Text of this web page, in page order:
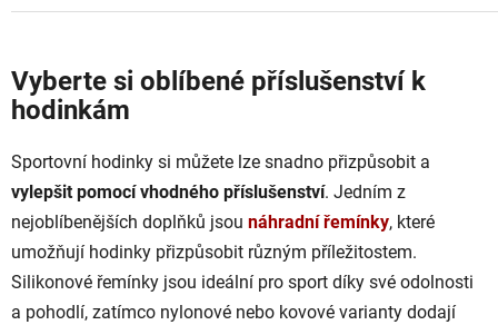
Vyberte si oblíbené příslušenství k
hodinkám
Sportovní hodinky si můžete lze snadno přizpůsobit a
vylepšit pomocí vhodného příslušenství. Jedním z
nejoblíbenějších doplňků jsou náhradní řemínky, které
umožňují hodinky přizpůsobit různým příležitostem.
Silikonové řemínky jsou ideální pro sport díky své odolnosti
a pohodlí, zatímco nylonové nebo kovové varianty dodají